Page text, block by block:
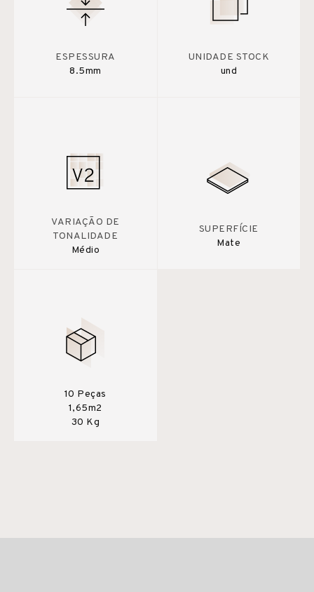
ESPESSURA
8.5mm
UNIDADE STOCK
und
VARIAÇÃO DE
TONALIDADE
Médio
SUPERFÍCIE
Mate
10 Peças
1,65m2
30 Kg